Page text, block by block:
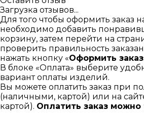
Загрузка отзывов...
Для того чтобы оформить заказ
необходимо добавить
корзину, затем перейти на
проверить правильность
нажать кнопку «Оформить заказ
В блоке «Оплата» выберите
вариант оплаты изделий.
Вы можете оплатить заказ при
(наличными, картой) или на
картой). Оплатить заказ можно